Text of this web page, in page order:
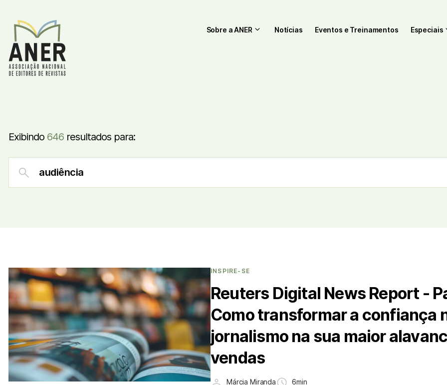
Sobre a ANER Notícias Eventos e Treinamentos Especiais
Exibindo 646 resultados para:
INSPIRE-SE
Reuters Digital News Report -
Como transformar a confiança
jornalismo na sua maior
vendas
Márcia Miranda 6min